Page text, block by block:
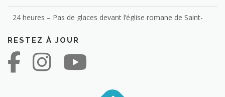
24 heures – Pas de glaces devant l’église romane de Saint-
4 février 2026
Les habitants de votre commune ont-ils des diplômes ? Voici
la réponse
RESTEZ À JOUR